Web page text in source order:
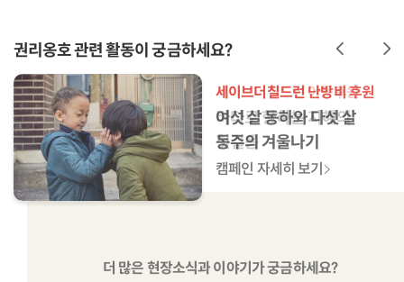
권리옹호 관련 활동이 궁금하세요?
세이브더칠드런 아동후원
'한 아이' 곁에 아무도
없습니다
캠페인 자세히 보기
더 많은 현장소식과 이야기가 궁금하세요?
세이브더칠드런 아동후원
미소천사 지혜야, 꼭 걷게
해줄게
캠페인 자세히 보기
더 많은 현장소식과 이야기가 궁금하세요?
세이브더칠드런 아동후원
만성콩팥병 세나, 밤낮으로
치료비를 버는 아빠
캠페인 자세히 보기
더 많은 현장소식과 이야기가 궁금하세요?
세이브더칠드런 아동후원
바다로 향하는 지혜의
첫걸음
캠페인 자세히 보기
더 많은 현장소식과 이야기가 궁금하세요?
세이브더칠드런 난방비 후원
여섯 살 동하와 다섯 살
동주의 겨울나기
캠페인 자세히 보기
더 많은 현장소식과 이야기가 궁금하세요?
세이브더칠드런 아동후원
'한 아이' 곁에 아무도
없습니다
캠페인 자세히 보기
더 많은 현장소식과 이야기가 궁금하세요?
세이브더칠드런 아동후원
미소천사 지혜야, 꼭 걷게
해줄게
캠페인 자세히 보기
더 많은 현장소식과 이야기가 궁금하세요?
세이브더칠드런 아동후원
만성콩팥병 세나, 밤낮으로
치료비를 버는 아빠
캠페인 자세히 보기
더 많은 현장소식과 이야기가 궁금하세요?
세이브더칠드런 아동후원
바다로 향하는 지혜의
첫걸음
캠페인 자세히 보기
더 많은 현장소식과 이야기가 궁금하세요?